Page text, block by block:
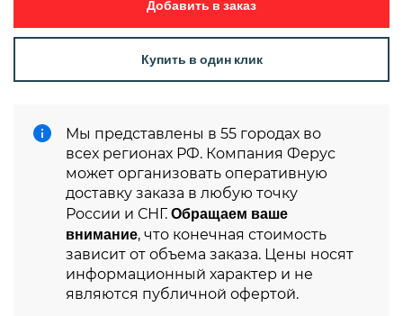
Добавить в заказ
Купить в один клик
Мы представлены в 55 городах во
всех регионах РФ. Компания Ферус
может организовать оперативную
доставку заказа в любую точку
России и СНГ. Обращаем ваше
внимание, что конечная стоимость
зависит от объема заказа. Цены носят
информационный характер и не
являются публичной офертой.